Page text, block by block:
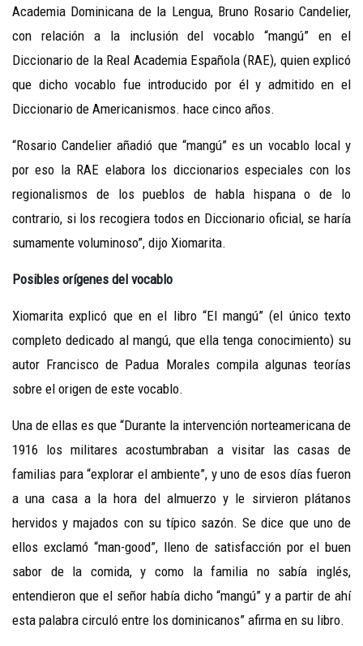
Academia Dominicana de la Lengua, Bruno Rosario Candelier,
con relación a la inclusión del vocablo “mangú” en el
Diccionario de la Real Academia Española (RAE), quien explicó
que dicho vocablo fue introducido por él y admitido en el
Diccionario de Americanismos. hace cinco años.
“Rosario Candelier añadió que “mangú” es un vocablo local y
por eso la RAE elabora los diccionarios especiales con los
regionalismos de los pueblos de habla hispana o de lo
contrario, si los recogiera todos en Diccionario oficial, se haría
sumamente voluminoso”, dijo Xiomarita.
Posibles orígenes del vocablo
Xiomarita explicó que en el libro “El mangú” (el único texto
completo dedicado al mangú, que ella tenga conocimiento) su
autor Francisco de Padua Morales compila algunas teorías
sobre el origen de este vocablo.
Una de ellas es que “Durante la intervención norteamericana de
1916 los militares acostumbraban a visitar las casas de
familias para “explorar el ambiente”, y uno de esos días fueron
a una casa a la hora del almuerzo y le sirvieron plátanos
hervidos y majados con su típico sazón. Se dice que uno de
ellos exclamó “man-good”, lleno de satisfacción por el buen
sabor de la comida, y como la familia no sabía inglés,
entendieron que el señor había dicho “mangú” y a partir de ahí
esta palabra circuló entre los dominicanos” afirma en su libro.